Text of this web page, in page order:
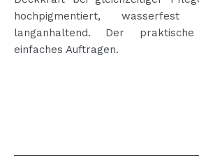
hochpigmentiert,
langanhaltend. Der
einfaches Auftragen.